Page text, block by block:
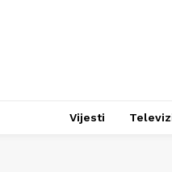
Vijesti